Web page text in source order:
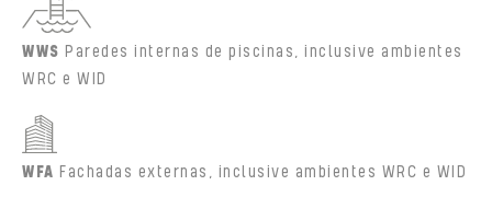
WWS Paredes internas de piscinas, inclusive ambientes
WRC e WID
WFA Fachadas externas, inclusive ambientes WRC e WID